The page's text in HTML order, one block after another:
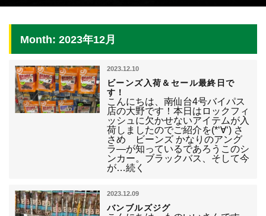
Month: 2023年12月
2023.12.10
ビーンズ入荷＆セール最終日で
す！
こんにちは、南仙台4号バイパス
店の大野です！本日はロックフィ
ッシュに欠かせないアイテムが入
荷しましたのでご紹介を(*‘∀‘) さ
さめ ビーンズ かなりのアング
ラ―が知っているであろうこのシ
ンカー。ブラックバス、そして今
が…続く
2023.12.09
バンブルズジグ